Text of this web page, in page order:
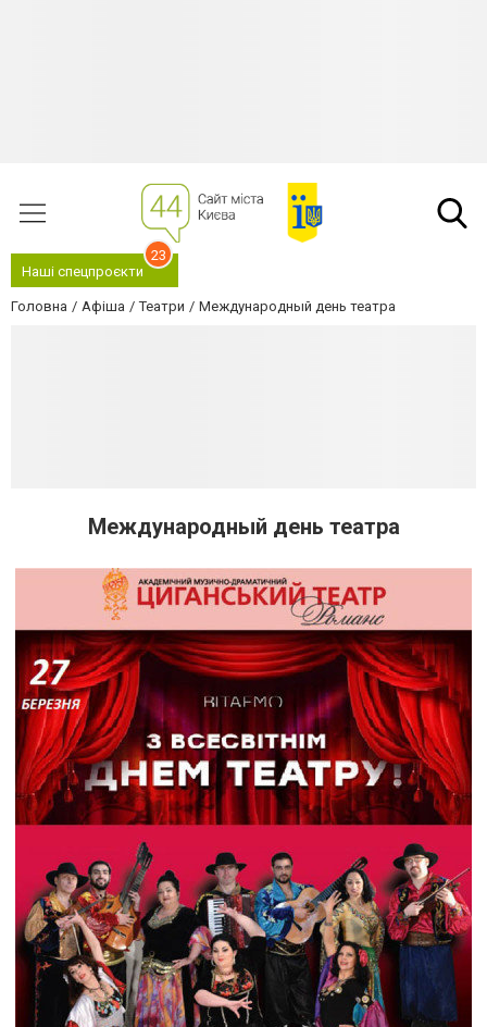
Наші спецпроєкти
23
Головна Афіша Театри Международный день театра
Международный день театра